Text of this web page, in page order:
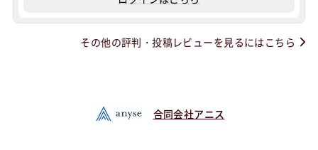
その他の評判・投稿レビューを見るにはこちら
合同会社アニス